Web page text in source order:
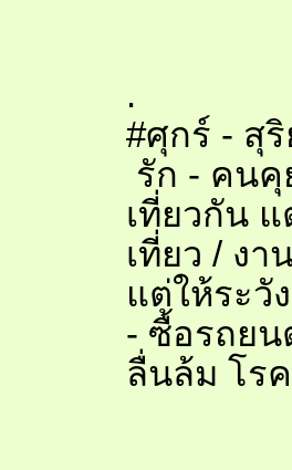
.
#ศุกร์ - สุ
รัก - คนคุ
เที่ยวกัน แ
เที่ยว / ง
แต่ให้ระวั
- ซื้อรถยน
ลื่นล้ม โร